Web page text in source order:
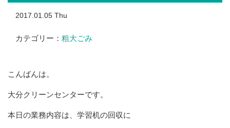
2017.01.05 Thu
カテゴリー： 粗大ごみ
こんばんは。
大分クリーンセンターです。
本日の業務内容は、学習机の回収に